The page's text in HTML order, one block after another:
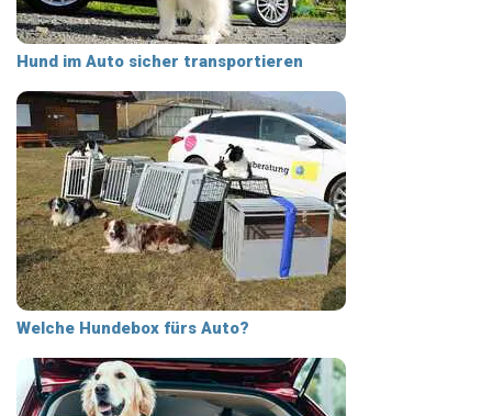
Hund im Auto sicher transportieren
Welche Hundebox fürs Auto?